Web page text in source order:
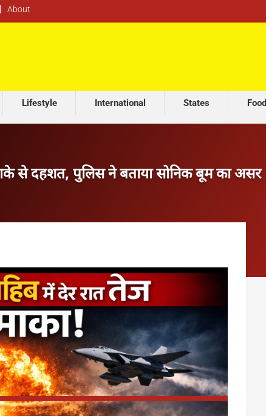
About
Lifestyle International States Food
से दहशत, पुलिस ने बताया सोनिक बूम का असर